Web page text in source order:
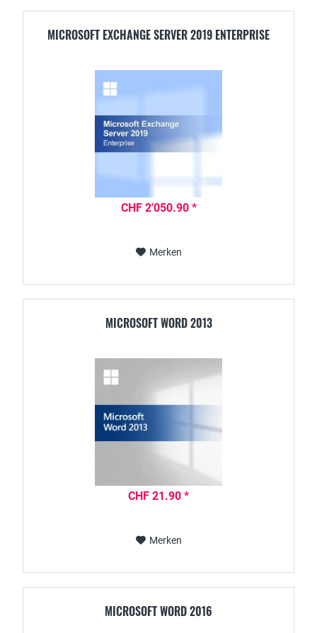
MICROSOFT EXCHANGE SERVER 2019 ENTERPRISE
CHF 2'050.90 *
Merken
MICROSOFT WORD 2013
CHF 21.90 *
Merken
MICROSOFT WORD 2016